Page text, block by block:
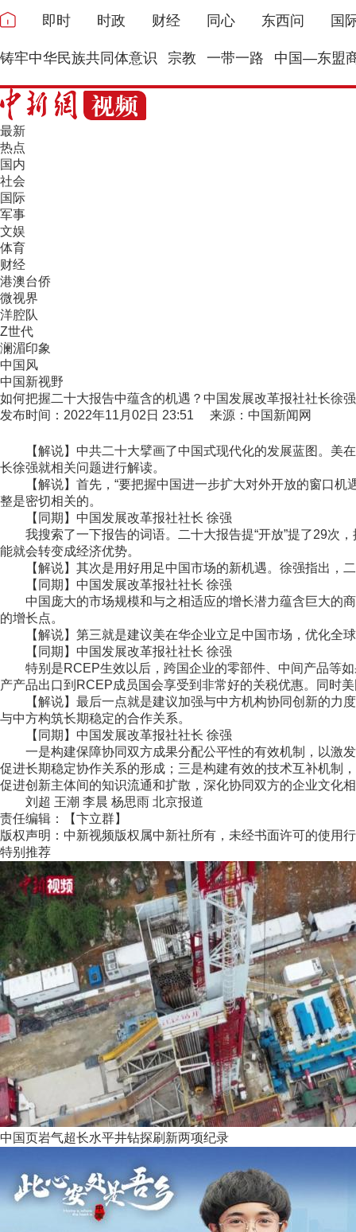
即时 时政 财经 同心 东西问 国
铸牢中华民族共同体意识 宗教 一带一路 中国—东盟
最新
热点
国内
社会
国际
军事
文娱
体育
财经
港澳台侨
微视界
洋腔队
Z世代
澜湄印象
中国风
中国新视野
如何把握二十大报告中蕴含的机遇？中国发展改革报社社长徐
发布时间：2022年11月02日 23:51 来源：中国新闻网
【解说】中共二十大擘画了中国式现代化的发展蓝图。美在
长徐强就相关问题进行解读。
【解说】首先，“要把握中国进一步扩大对外开放的窗口机
整是密切相关的。
【同期】中国发展改革报社社长 徐强
我搜索了一下报告的词语。二十大报告提“开放”提了29次，
能就会转变成经济优势。
【解说】其次是用好用足中国市场的新机遇。徐强指出，二
【同期】中国发展改革报社社长 徐强
中国庞大的市场规模和与之相适应的增长潜力蕴含巨大的商
的增长点。
【解说】第三就是建议美在华企业立足中国市场，优化全球
【同期】中国发展改革报社社长 徐强
特别是RCEP生效以后，跨国企业的零部件、中间产品等如
产产品出口到RCEP成员国会享受到非常好的关税优惠。同时
【解说】最后一点就是建议加强与中方机构协同创新的力度
与中方构筑长期稳定的合作关系。
【同期】中国发展改革报社社长 徐强
一是构建保障协同双方成果分配公平性的有效机制，以激发
促进长期稳定协作关系的形成；三是构建有效的技术互补机制
促进创新主体间的知识流通和扩散，深化协同双方的企业文化
刘超 王潮 李晨 杨思雨 北京报道
责任编辑：【卞立群】
版权声明：中新视频版权属中新社所有，未经书面许可的使用
特别推荐
中国页岩气超长水平井钻探刷新两项纪录